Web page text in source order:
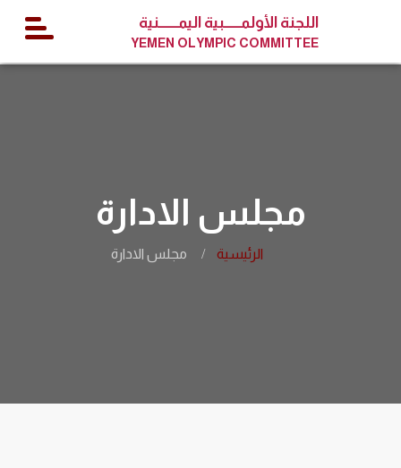
اللجنة الأولمــــــبية اليمـــــــنية
YEMEN OLYMPIC COMMITTEE
مجلس الادارة
الرئيسية مجلس الادارة